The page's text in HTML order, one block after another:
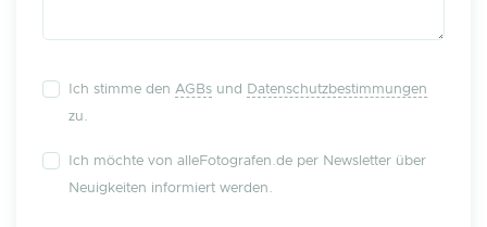
Ich stimme den AGBs und
Datenschutzbestimmungen
zu.
Ich möchte von alleFotografen.de per Newsletter über
Neuigkeiten informiert werden.